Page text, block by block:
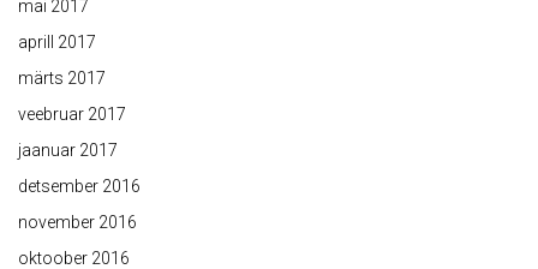
mai 2017
aprill 2017
märts 2017
veebruar 2017
jaanuar 2017
detsember 2016
november 2016
oktoober 2016